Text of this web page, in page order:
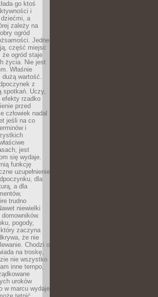
go ktoś
i
a
zależy na
ogród
Jedne
część miejsc
że ogród staje
życia. Nie jest
Właśnie
dużą wartość.
z
spotkań. Uczy,
efekty rzadko
przed
człowiek nadal
jeśli na co
i
jest
się wydaje.
funkcję
uzupełnienie
dla
a dla
trudno
niewielki
pogody,
który zaczyna
że nie
Chodzi o
na troskę,
nie wszystko
inne tempo,
uroków
w marcu wydaje